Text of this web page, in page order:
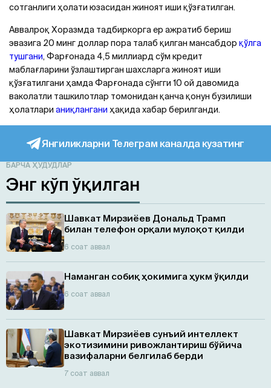
сотганлиги ҳолати юзасидан жиноят иши қўзғатилган.
Аввалроқ Хоразмда тадбиркорга ер ажратиб бериш
эвазига 20 минг доллар пора талаб қилган мансабдор қўлга
тушгани, Фарғонада 4,5 миллиард сўм кредит
маблағларини ўзлаштирган шахсларга жиноят иши
қўзғатилгани ҳамда Фарғонада сўнгги 10 ой давомида
ваколатли ташкилотлар томонидан қанча қонун бузилиши
ҳолатлари аниқлангани ҳақида хабар берилганди.
Янгиликларни Телеграм каналда кузатинг
БАРЧА ҲУДУДЛАР
Энг кўп ўқилган
Шавкат Мирзиёев Дональд Трамп
билан телефон орқали мулоқот қилди
6 соат аввал
Наманган собиқ ҳокимига ҳукм ўқилди
6 соат аввал
Шавкат Мирзиёев сунъий интеллект
экотизимини ривожлантириш бўйича
вазифаларни белгилаб берди
7 соат аввал